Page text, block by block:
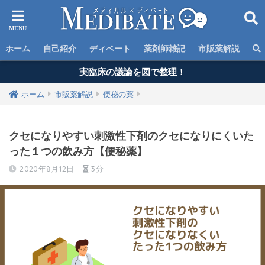
ホーム 自己紹介 ディベート 薬剤師雑記 市販薬解説
実臨床の議論を図で整理！
ホーム 市販薬解説 便秘の薬
クセになりやすい刺激性下剤のクセになりにくいた
った１つの飲み方【便秘薬】
2020年8月12日 3分